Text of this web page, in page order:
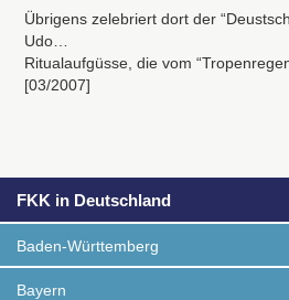
Übrigens zelebriert dort der
Udo…
Ritualaufgüsse, die vom
[03/2007]
FKK in Deutschland
Baden-Württemberg
Bayern